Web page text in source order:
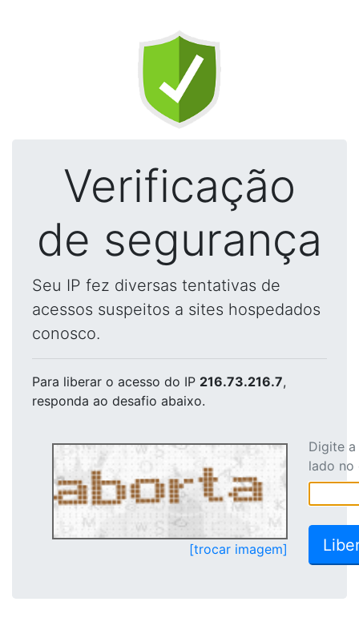
Verificação
de segurança
Seu IP fez diversas tentativas de
acessos suspeitos a sites hospedados
conosco.
Para liberar o acesso do IP 216.73.216.7,
responda ao desafio abaixo.
[trocar imagem]
Digite
lado no